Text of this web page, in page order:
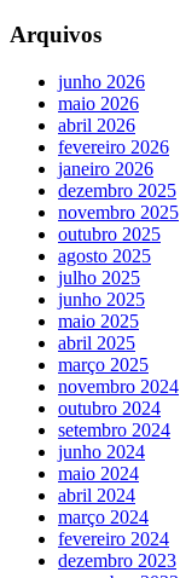
Arquivos
junho 2026
maio 2026
abril 2026
fevereiro 2026
janeiro 2026
dezembro 2025
novembro 2025
outubro 2025
agosto 2025
julho 2025
junho 2025
maio 2025
abril 2025
março 2025
novembro 2024
outubro 2024
setembro 2024
junho 2024
maio 2024
abril 2024
março 2024
fevereiro 2024
dezembro 2023